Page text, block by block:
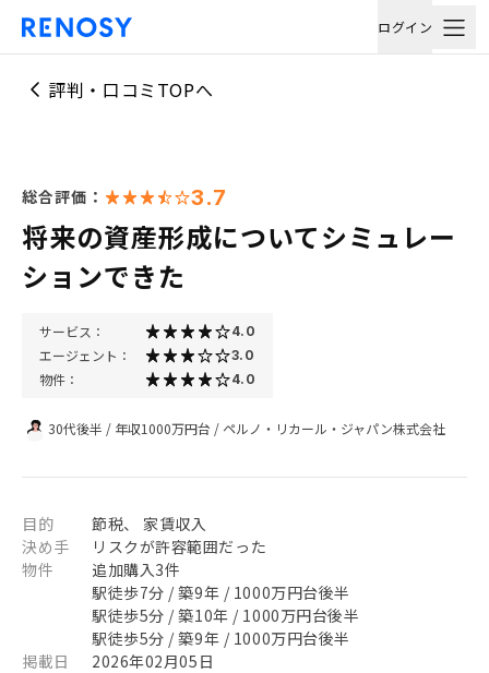
ログイン
評判・口コミTOPへ
総合評価： 3.7
将来の資産形成についてシミュレー
ションできた
サービス： 4.0
エージェント： 3.0
物件： 4.0
30代後半 / 年収1000万円台 / ペルノ・リカール・ジャパン株式会社
目的
節税、 家賃収入
決め手
リスクが許容範囲だった
物件
追加購入3件
駅徒歩7分 / 築9年 / 1000万円台後半
駅徒歩5分 / 築10年 / 1000万円台後半
駅徒歩5分 / 築9年 / 1000万円台後半
掲載日
2026年02月05日